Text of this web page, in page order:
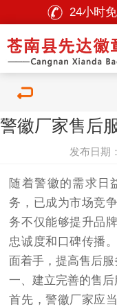
24小时
警徽厂家售后
发布日期
随着警徽的需求日
务，已成为市场竞
务不仅能够提升品
忠诚度和口碑传播
面着手，提高售后服
一、建立完善的售
首先，警徽厂家应